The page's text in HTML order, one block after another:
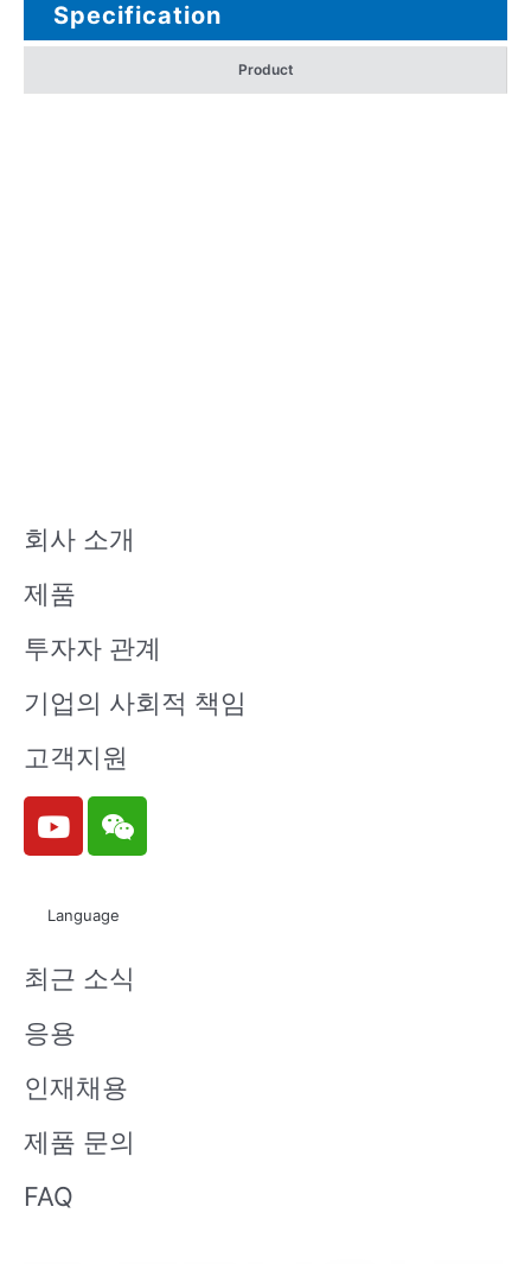
Specification
Product
회사 소개
제품
투자자 관계
기업의 사회적 책임
고객지원
Y
o
u
e
W
e
i
n
Language
최근 소식
응용
인재채용
제품 문의
FAQ